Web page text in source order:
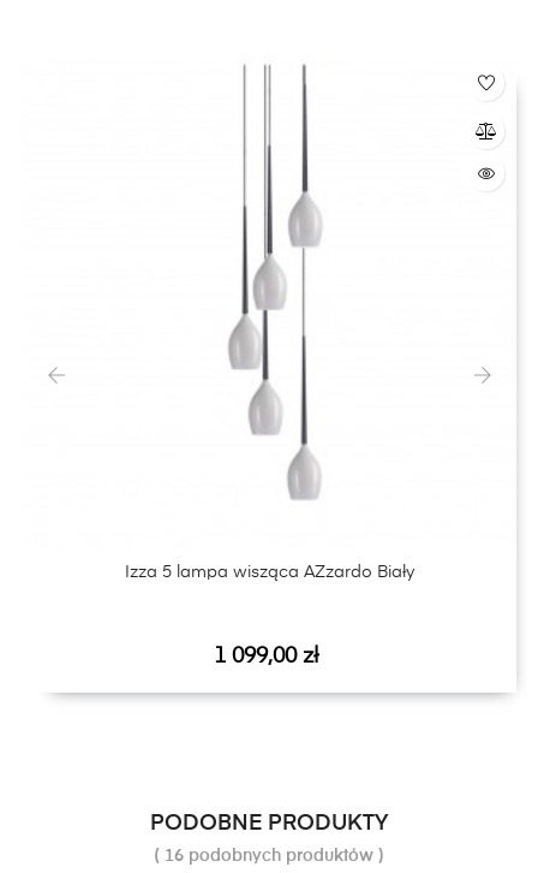
Izza 5 lampa wisząca AZzardo Biały
Cena
1 099,00 zł
PODOBNE PRODUKTY
( 16 podobnych produktów )